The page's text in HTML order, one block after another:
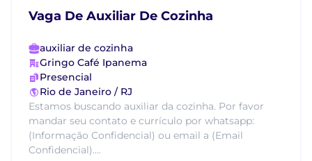
Vaga De Auxiliar De Cozinha
auxiliar de cozinha
Gringo Café Ipanema
Presencial
Rio de Janeiro / RJ
Estamos buscando auxiliar da cozinha. Por favor
mandar seu contato e currículo por whatsapp:
(Informação Confidencial) ou email a (Email
Confidencial)....